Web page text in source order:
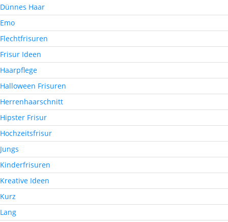
Dünnes Haar
Emo
Flechtfrisuren
Frisur Ideen
Haarpflege
Halloween Frisuren
Herrenhaarschnitt
Hipster Frisur
Hochzeitsfrisur
Jungs
Kinderfrisuren
Kreative Ideen
Kurz
Lang